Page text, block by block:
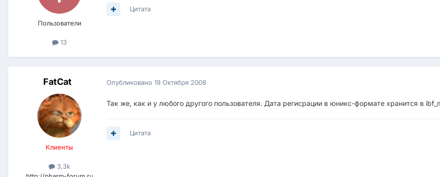
Пользователи
13
Цитата
FatCat
Клиенты
3,3k
Опубликовано 19 Октября 2008
Так же, как и у любого другого пользователя. Дата регисрации в юникс-формате хранится в
Цитата